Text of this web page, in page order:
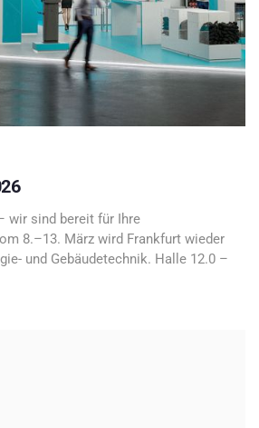
wir sind bereit für Ihre
8.–13. März wird Frankfurt wieder
und Gebäudetechnik. Halle 12.0 –